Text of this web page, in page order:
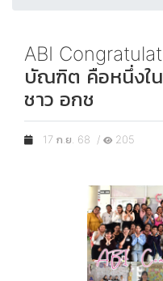
ABI
บัณฑิต คือหนึ่งใ
ชาว อกช
17 ก.ย. 68 / 205